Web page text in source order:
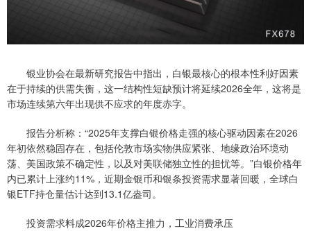
银业协会在最新研究报告中指出，白银最核心的根本性利好因素
在于持续的供需失衡，这一结构性短缺预计将延续2026全年，这将是
市场连续第六年出现供不应求的年度赤字。
报告分析称：“2025年支撑白银价格走强的核心驱动因素在2026
年初依然稳固存在，包括伦敦市场实物供应紧张、地缘政治环境动
荡、美国政策不确定性，以及对美联储独立性的担忧等。”白银价格年
内已累计上涨约11%，近期金银币和银条投资需求显著回暖，全球白
银ETF持仓量估计达到13.1亿盎司。
投资需求料成2026年价格主推力，工业消费承压